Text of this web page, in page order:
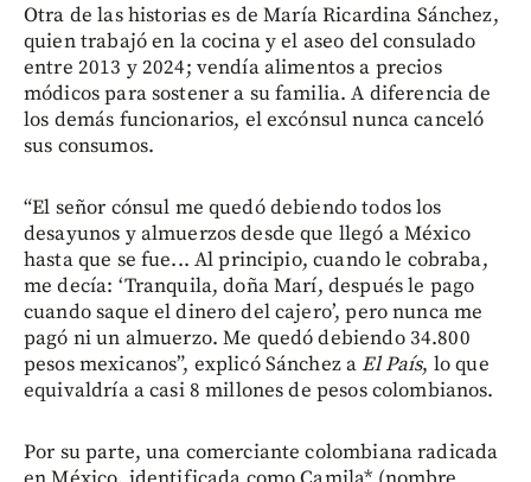
Otra de las historias es de María Ricardina Sánchez,
quien trabajó en la cocina y el aseo del consulado
entre 2013 y 2024; vendía alimentos a precios
módicos para sostener a su familia. A diferencia de
los demás funcionarios, el excónsul nunca canceló
sus consumos.
“El señor cónsul me quedó debiendo todos los
desayunos y almuerzos desde que llegó a México
hasta que se fue... Al principio, cuando le cobraba,
me decía: ‘Tranquila, doña Marí, después le pago
cuando saque el dinero del cajero’, pero nunca me
pagó ni un almuerzo. Me quedó debiendo 34.800
pesos mexicanos”, explicó Sánchez aEl País, lo que
equivaldría a casi 8 millones de pesos colombianos.
Por su parte, una comerciante colombiana radicada